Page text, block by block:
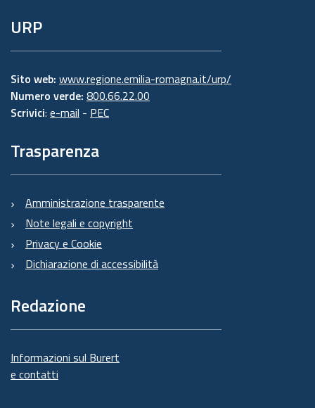
URP
Sito web: www.regione.emilia-romagna.it/urp/
Numero verde: 800.66.22.00
Scrivici: e-mail - PEC
Trasparenza
Amministrazione trasparente
Note legali e copyright
Privacy e Cookie
Dichiarazione di accessibilità
Redazione
Informazioni sul Burert
e contatti